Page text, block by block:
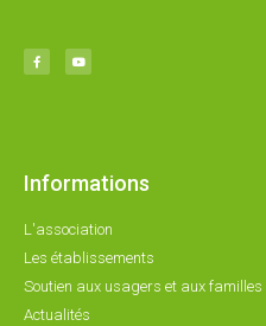
Informations
L'association
Les établissements
Soutien aux usagers et aux familles
Actualités